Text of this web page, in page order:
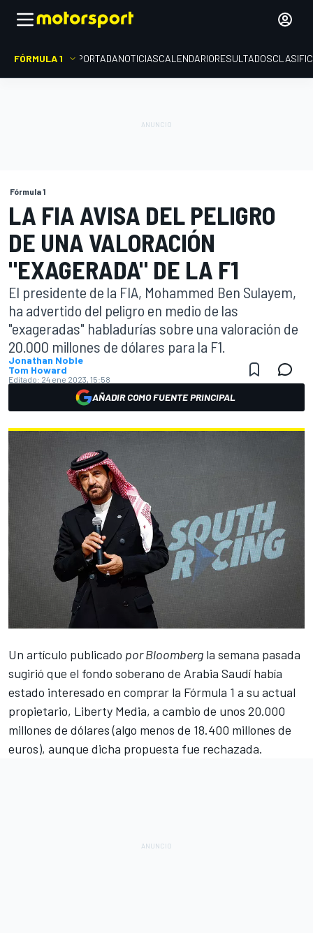
FÓRMULA 1 PORTADANOTICIASCALENDARIORESULTADOS
Fórmula 1
LA FIA AVISA DEL PELIGRO
DE UNA VALORACIÓN
"EXAGERADA" DE LA F1
El presidente de la FIA, Mohammed Ben Sulayem,
ha advertido del peligro en medio de las
"exageradas" habladurías sobre una valoración de
20.000 millones de dólares para la F1.
Jonathan Noble
Tom Howard
Editado: 24 ene 2023, 15:58
AÑADIR COMO FUENTE PRINCIPAL
Un artículo publicado por Bloomberg la semana pasada
sugirió que el fondo soberano de Arabia Saudí había
estado interesado en comprar la Fórmula 1 a su actual
propietario, Liberty Media, a cambio de unos 20.000
millones de dólares (algo menos de 18.400 millones de
euros), aunque dicha propuesta fue rechazada.